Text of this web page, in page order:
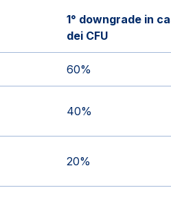
1° downgrade in
dei CFU
60%
40%
20%